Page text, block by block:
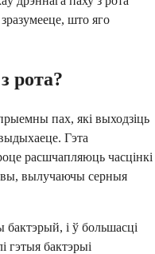
што яго
рота?
пах, які выходзіць
Гэта
расшчапляюць часцінкі
вылучаючы серныя
і ў большасці
гэтыя бактэрыі